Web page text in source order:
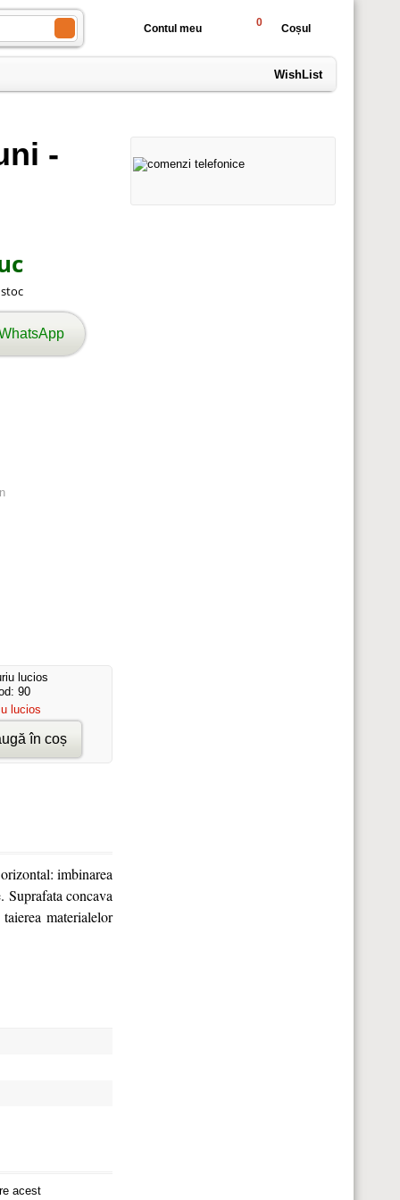
Contul meu 0 Coșul
WishList
-
90
lucios
în coș
imbinarea
Suprafata concava
materialelor
acest